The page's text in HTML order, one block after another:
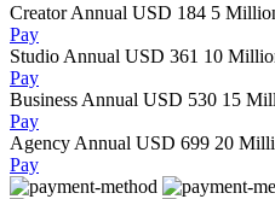
Creator Annual USD 184 5
Pay
Studio Annual USD 361 10
Pay
Business Annual USD 530 15
Pay
Agency Annual USD 699 20
Pay